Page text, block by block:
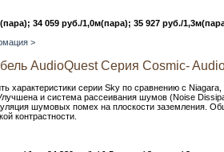
34 059 руб./1,0м(пара); 35 927 руб./
>
AudioQuest Серия Cosmic-
характеристики серии Sky по сравнению с
и система рассеивания шумов (Noise
шумовых помех на плоскости заземления.
контрастности.